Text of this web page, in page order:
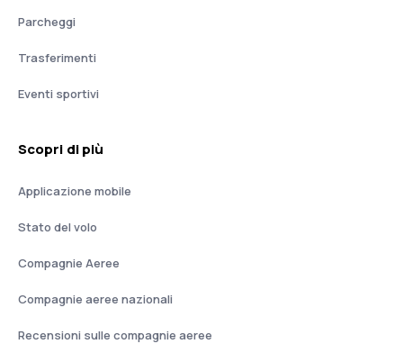
Parcheggi
Trasferimenti
Eventi sportivi
Scopri di più
Applicazione mobile
Stato del volo
Compagnie Aeree
Compagnie aeree nazionali
Recensioni sulle compagnie aeree